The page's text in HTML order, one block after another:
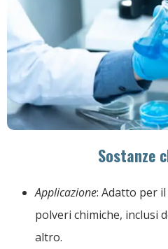
Sostanze
Applicazione: Adatto per
polveri chimiche, inclusi
altro.